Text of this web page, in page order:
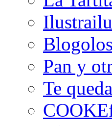
Pan y
Te